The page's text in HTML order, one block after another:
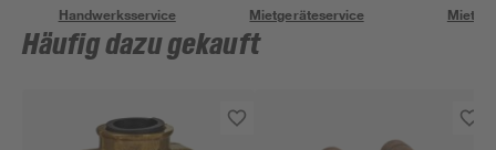
Handwerksservice Mietgeräteservice
Häufig dazu gekauft